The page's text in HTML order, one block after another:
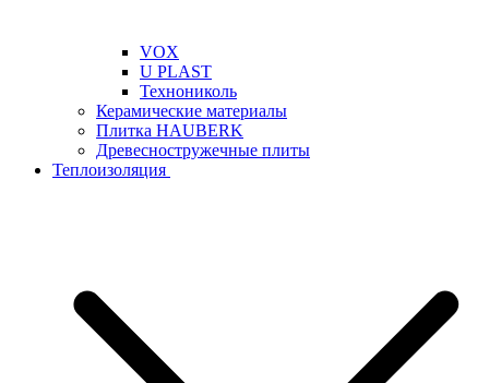
VOX
U PLAST
Технониколь
Керамические материалы
Плитка HAUBERK
Древесностружечные плиты
Теплоизоляция